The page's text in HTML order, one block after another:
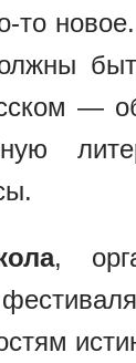
то
—
,